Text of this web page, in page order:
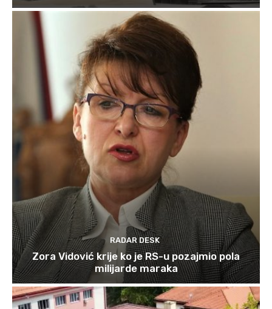
RADAR DESK
Zora Vidović krije ko je RS-u pozajmio pola
milijarde maraka